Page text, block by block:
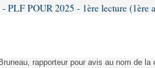
PLF POUR 2025 - 1ère lecture (1ère
rapporteur pour avis au nom de